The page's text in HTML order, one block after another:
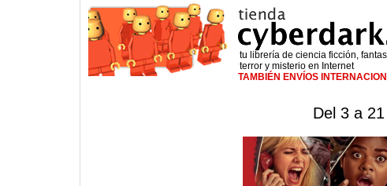
tu librería de ciencia ficción,
terror y misterio en Internet
TAMBIÉN ENVÍOS
Del 3 a